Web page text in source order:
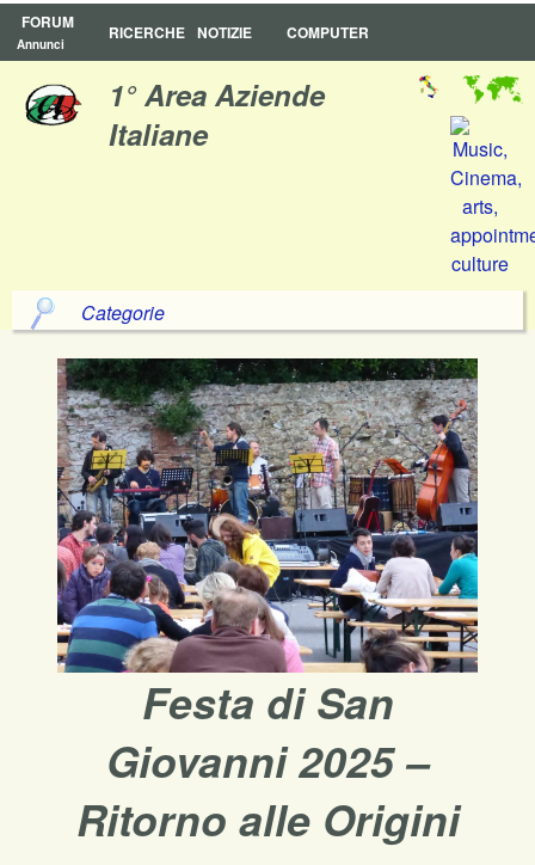
FORUM
Annunci
RICERCHE NOTIZIE COMPUTER
1° Area Aziende
Italiane
Categorie
Festa di San
Giovanni 2025 –
Ritorno alle Origini